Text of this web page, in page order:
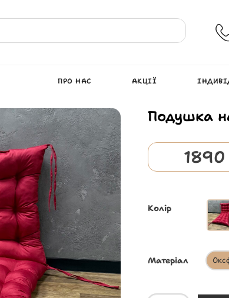
ПРО НАС АКЦІЇ
Подушка
1890
Колір
Матеріал